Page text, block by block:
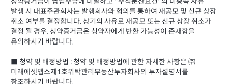
발생 시 대표주관회사는 발행회사와 협의를 통하여 재공모 및 신규 상장
취소 여부를 결정합니다. 상기의 사유로 재공모 또는 신규 상장 취소가
결정 될 경우, 청약증거금은 청약자에게 반환 가능성이 존재함을
유의하시기 바랍니다.
■ 청약 및 배정방법 : 청약 및 배정방법에 관한 자세한 사항은 ㈜
미래에셋맵스제1호위탁관리부동산투자회사의 투자설명서를
참조하시기 바랍니다.